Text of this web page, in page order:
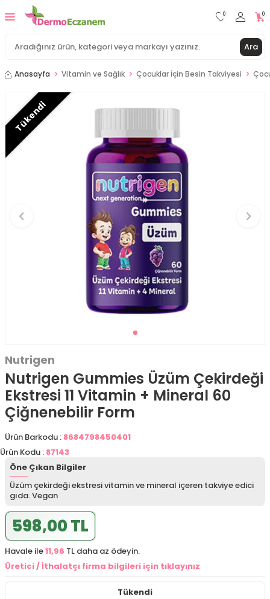
Ara
0 0
Anasayfa Vitamin ve Sağlık Çocuklar İçin Besin Takviyesi
Tükendi
Nutrigen
Nutrigen Gummies Üzüm Çekirdeği
Ekstresi 11 Vitamin + Mineral 60
Çiğnenebilir Form
Ürün Barkodu : 8684798450401
Ürün Kodu : 87143
Öne Çıkan Bilgiler
Üzüm çekirdeği ekstresi vitamin ve mineral içeren takviye edici
gıda. Vegan
598,00 TL
Havale ile11,96 TL daha az ödeyin.
Üretici / İthalatçı firma bilgileri için tıklayınız
Tükendi